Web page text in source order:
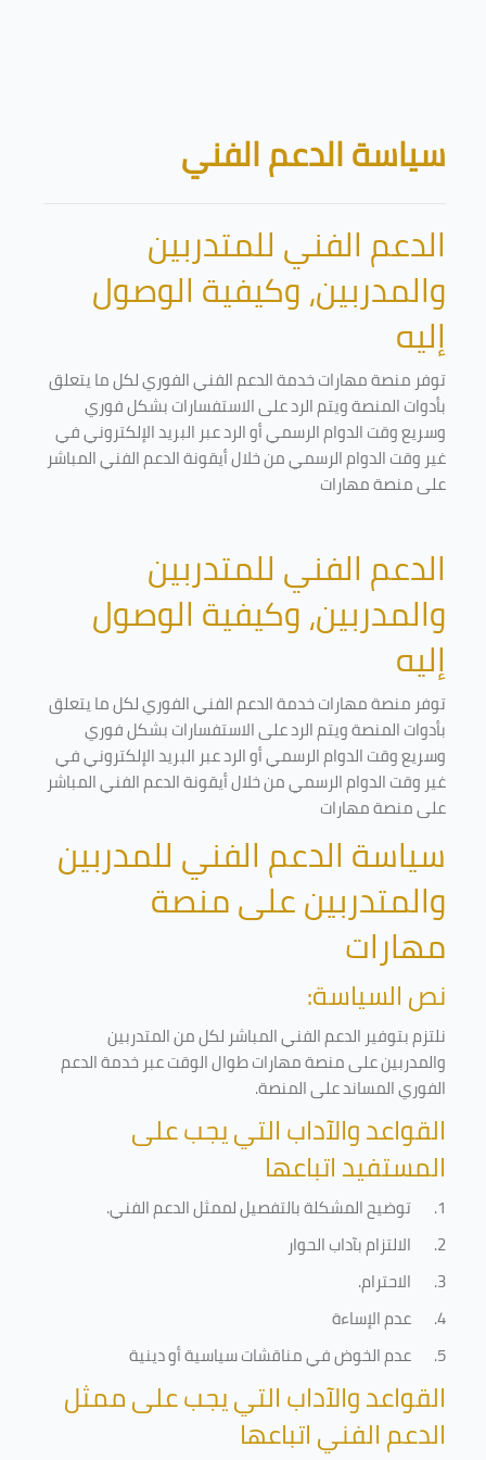
الكتل
سياسة الدعم الفني
الدعم الفني للمتدربين
والمدربين، وكيفية الوصول
إليه
توفر منصة مهارات خدمة الدعم الفني الفوري لكل ما يتعلق
بأدوات المنصة ويتم الرد على الاستفسارات بشكل فوري
وسريع وقت الدوام الرسمي أو الرد عبر البريد الإلكتروني في
غير وقت الدوام الرسمي من خلال أيقونة الدعم الفني المباشر
على منصة مهارات
الدعم الفني للمتدربين
والمدربين، وكيفية الوصول
إليه
توفر منصة مهارات خدمة الدعم الفني الفوري لكل ما يتعلق
بأدوات المنصة ويتم الرد على الاستفسارات بشكل فوري
وسريع وقت الدوام الرسمي أو الرد عبر البريد الإلكتروني في
غير وقت الدوام الرسمي من خلال أيقونة الدعم الفني المباشر
على منصة مهارات
سياسة الدعم الفني للمدربين
والمتدربين على منصة
مهارات
نص السياسة:
نلتزم بتوفير الدعم الفني المباشر لكل من المتدربين
والمدربين على منصة مهارات طوال الوقت عبر خدمة الدعم
الفوري المساند على المنصة.
القواعد والآداب التي يجب على
المستفيد اتباعها
1. توضيح المشكلة بالتفصيل لممثل الدعم الفني.
2.
الالتزام بآداب الحوار
3.
الاحترام.
4.
عدم الإساءة
5.
عدم الخوض في مناقشات سياسية أو دينية
القواعد والآداب التي يجب على ممثل
الدعم الفني اتباعها